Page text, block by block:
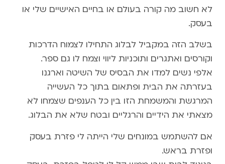
לא חשוב מה קורה בעולם או בחיים האישיים שלי או
בעסק.
בשלב הזה במקביל לבלוג התחילו לצמוח הדרכות
וקורסים ואתגרים ותוכניות ליווי וצמח לו גם ספר.
אלפי נשים למדו את הבסיס של השיטה וארגנו
בעזרתה את הבית ופתאום בתוך כל העשייה
המרגשת והמשמחת הזו בין כל הענפים שצמחו לא
מצאתי את הידיים והרגליים ובטח שלא את הבלוג.
אם להשתמש במונחים שלי הייתה לי פזרת בעסק
ופזרת בראש.